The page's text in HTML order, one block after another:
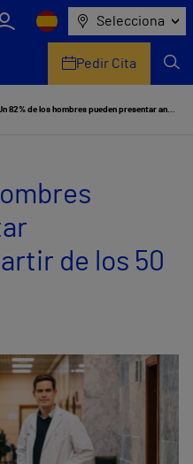
Selecciona
Pedir Cita
Un 82% de los hombres pueden presentar andropausia a partir de los 50 años
de los 50